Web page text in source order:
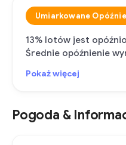
Umiarkowane
13% lotów jest
Średnie opóźnienie
Pokaż więcej
Pogoda &